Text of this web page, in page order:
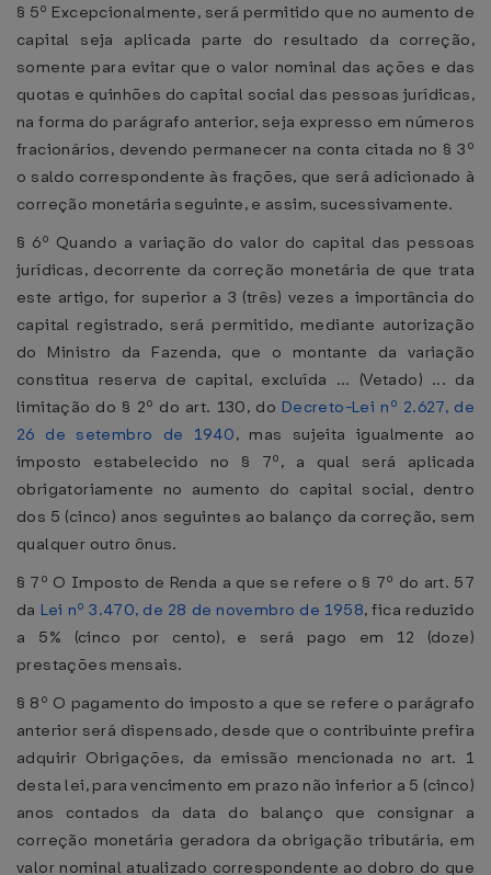
§ 5º Excepcionalmente, será permitido que no aumento de
capital seja aplicada parte do resultado da correção,
somente para evitar que o valor nominal das ações e das
quotas e quinhões do capital social das pessoas jurídicas,
na forma do parágrafo anterior, seja expresso em números
fracionários, devendo permanecer na conta citada no § 3º
o saldo correspondente às frações, que será adicionado à
correção monetária seguinte, e assim, sucessivamente.
§ 6º Quando a variação do valor do capital das pessoas
jurídicas, decorrente da correção monetária de que trata
este artigo, for superior a 3 (três) vezes a importância do
capital registrado, será permitido, mediante autorização
do Ministro da Fazenda, que o montante da variação
constitua reserva de capital, excluída ... (Vetado) ... da
limitação do § 2º do art. 130, do Decreto-Lei nº 2.627, de
26 de setembro de 1940, mas sujeita igualmente ao
imposto estabelecido no § 7º, a qual será aplicada
obrigatoriamente no aumento do capital social, dentro
dos 5 (cinco) anos seguintes ao balanço da correção, sem
qualquer outro ônus.
§ 7º O Imposto de Renda a que se refere o § 7º do art. 57
da Lei nº 3.470, de 28 de novembro de 1958, fica reduzido
a 5% (cinco por cento), e será pago em 12 (doze)
prestações mensais.
§ 8º O pagamento do imposto a que se refere o parágrafo
anterior será dispensado, desde que o contribuinte prefira
adquirir Obrigações, da emissão mencionada no art. 1
desta lei, para vencimento em prazo não inferior a 5 (cinco)
anos contados da data do balanço que consignar a
correção monetária geradora da obrigação tributária, em
valor nominal atualizado correspondente ao dobro do que